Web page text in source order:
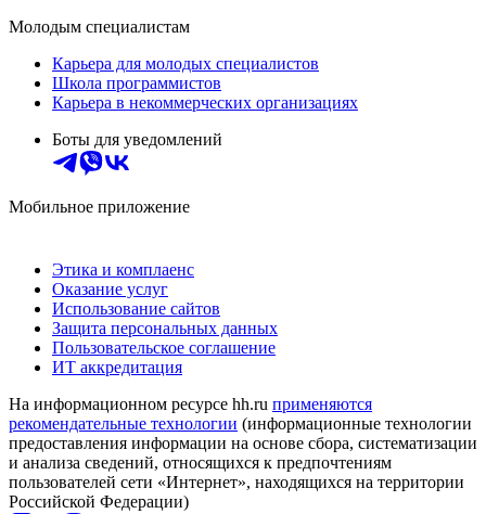
Молодым специалистам
Карьера для молодых специалистов
Школа программистов
Карьера в некоммерческих организациях
Боты для уведомлений
Мобильное приложение
Этика и комплаенс
Оказание услуг
Использование сайтов
Защита персональных данных
Пользовательское соглашение
ИТ аккредитация
На информационном ресурсе hh.ru применяются
рекомендательные технологии (информационные технологии
предоставления информации на основе сбора, систематизации
и анализа сведений, относящихся к предпочтениям
пользователей сети «Интернет», находящихся на территории
Российской Федерации)